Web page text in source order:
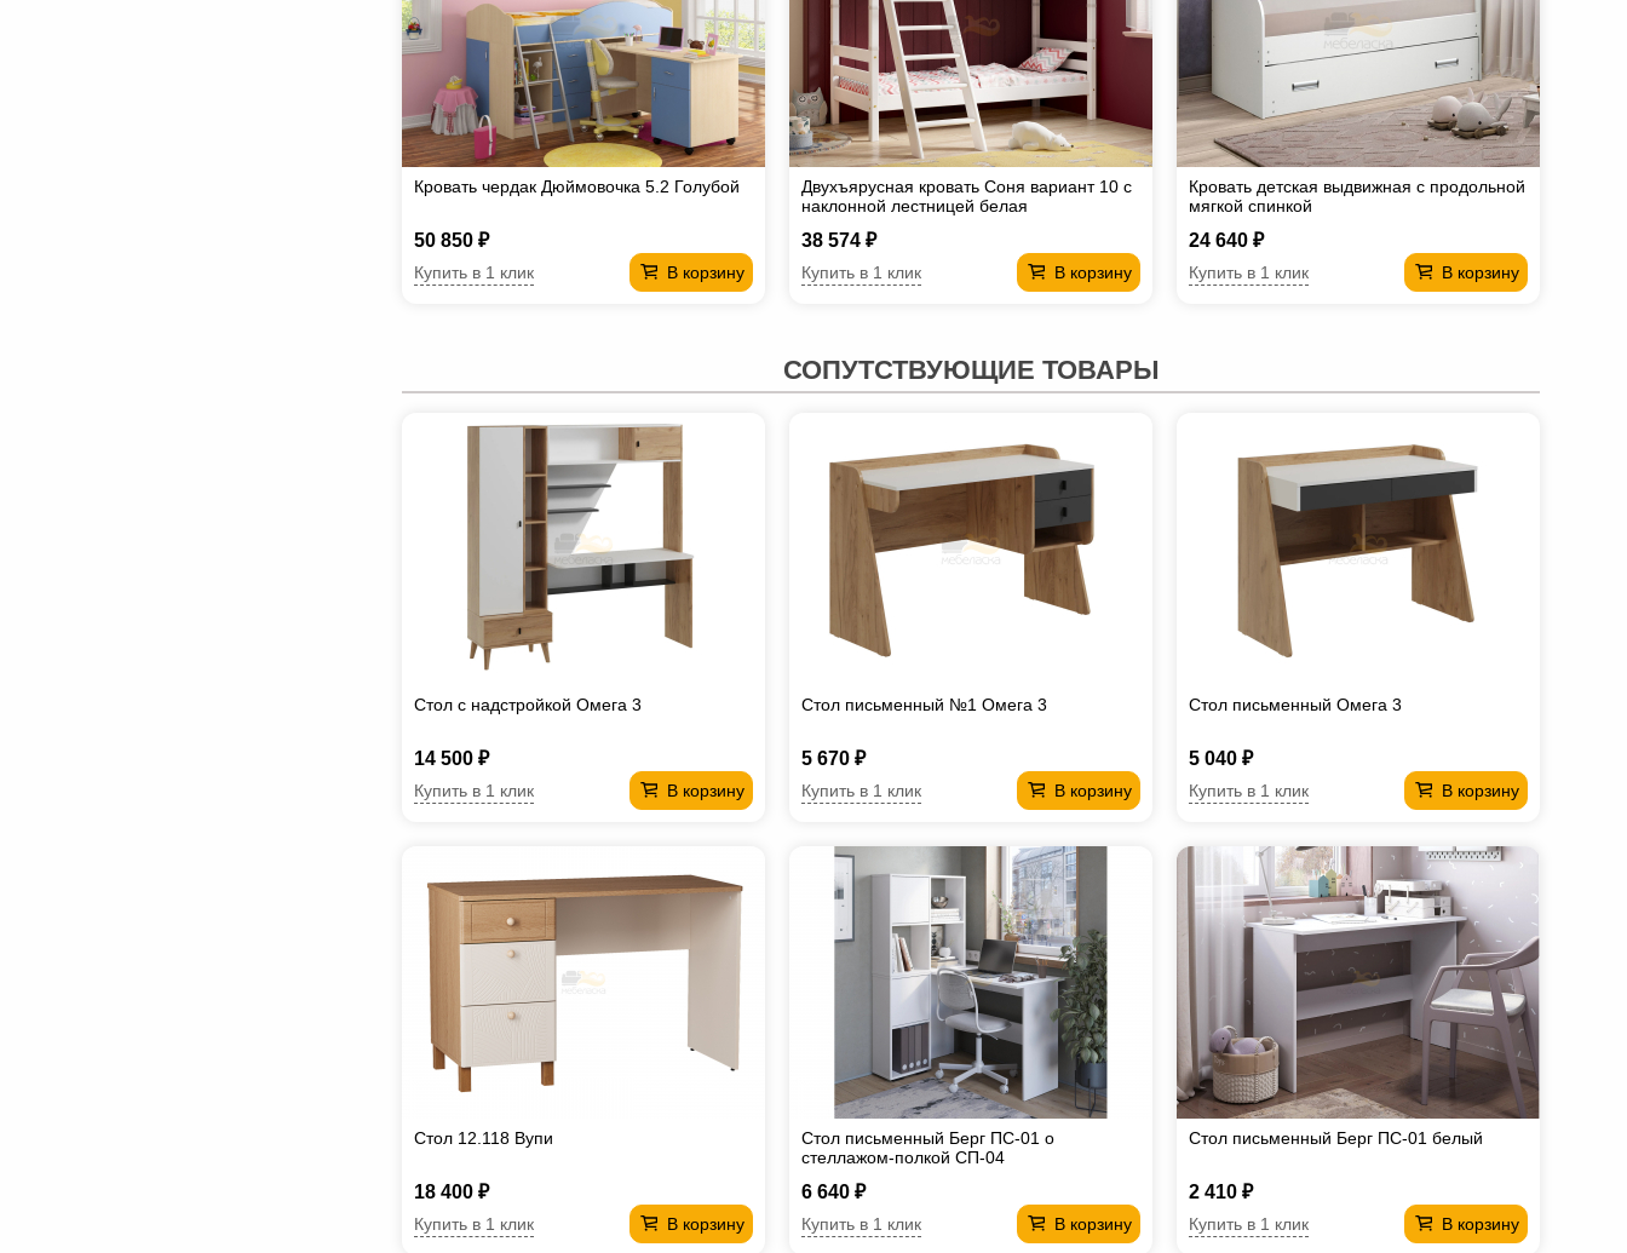
Кровать чердак Дюймовочка 5.2 Голубой
50 850 ₽
В корзину
Купить в 1 клик
Двухъярусная кровать Соня вариант 10 с
наклонной лестницей белая
38 574 ₽
В корзину
Купить в 1 клик
Кровать детская выдвижная с продольной
мягкой спинкой
24 640 ₽
В корзину
Купить в 1 клик
СОПУТСТВУЮЩИЕ ТОВАРЫ
Стол с надстройкой Омега 3
14 500 ₽
В корзину
Купить в 1 клик
Стол письменный №1 Омега 3
5 670 ₽
В корзину
Купить в 1 клик
Стол письменный Омега 3
5 040 ₽
В корзину
Купить в 1 клик
Стол 12.118 Вупи
18 400 ₽
В корзину
Купить в 1 клик
Стол письменный Берг ПС-01 о
стеллажом-полкой СП-04
6 640 ₽
В корзину
Купить в 1 клик
Стол письменный Берг ПС-01 белый
2 410 ₽
В корзину
Купить в 1 клик